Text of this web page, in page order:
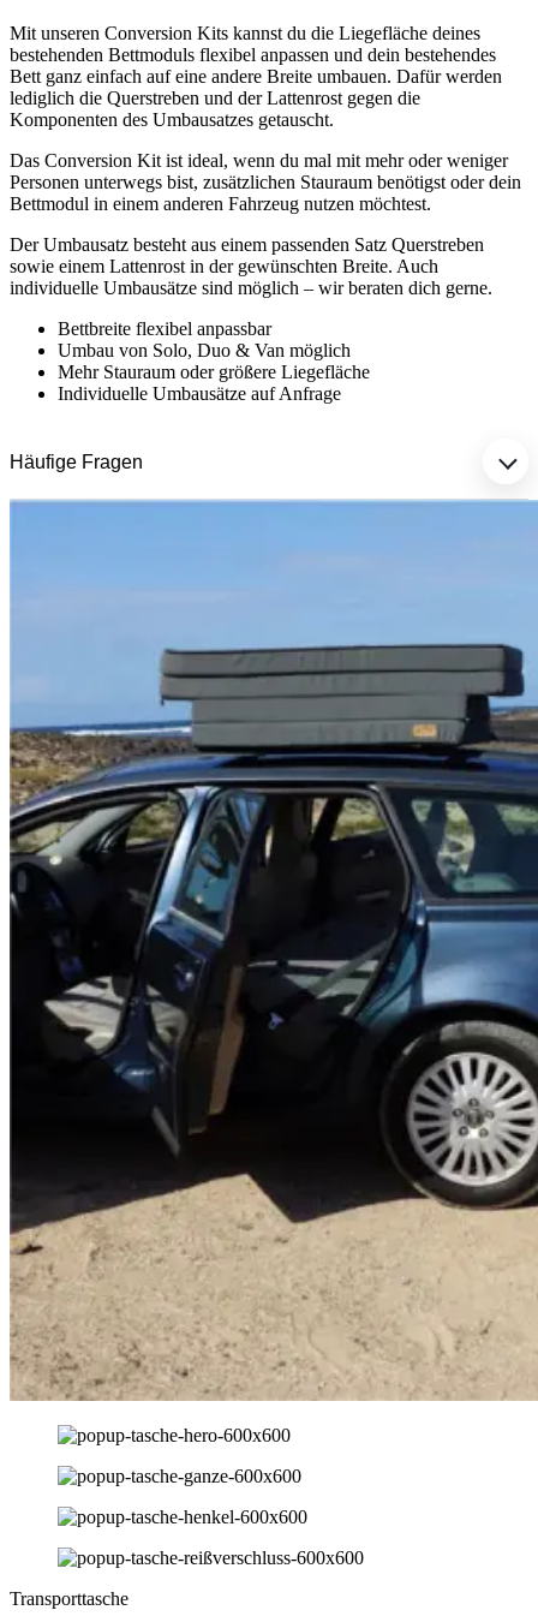
Mit unseren Conversion Kits kannst du die Liegefläche deines
bestehenden Bettmoduls flexibel anpassen und dein bestehendes
Bett ganz einfach auf eine andere Breite umbauen. Dafür werden
lediglich die Querstreben und der Lattenrost gegen die
Komponenten des Umbausatzes getauscht.
Das Conversion Kit ist ideal, wenn du mal mit mehr oder weniger
Personen unterwegs bist, zusätzlichen Stauraum benötigst oder dein
Bettmodul in einem anderen Fahrzeug nutzen möchtest.
Der Umbausatz besteht aus einem passenden Satz Querstreben
sowie einem Lattenrost in der gewünschten Breite. Auch
individuelle Umbausätze sind möglich – wir beraten dich gerne.
Bettbreite flexibel anpassbar
Umbau von Solo, Duo & Van möglich
Mehr Stauraum oder größere Liegefläche
Individuelle Umbausätze auf Anfrage
Häufige Fragen
Transporttasche